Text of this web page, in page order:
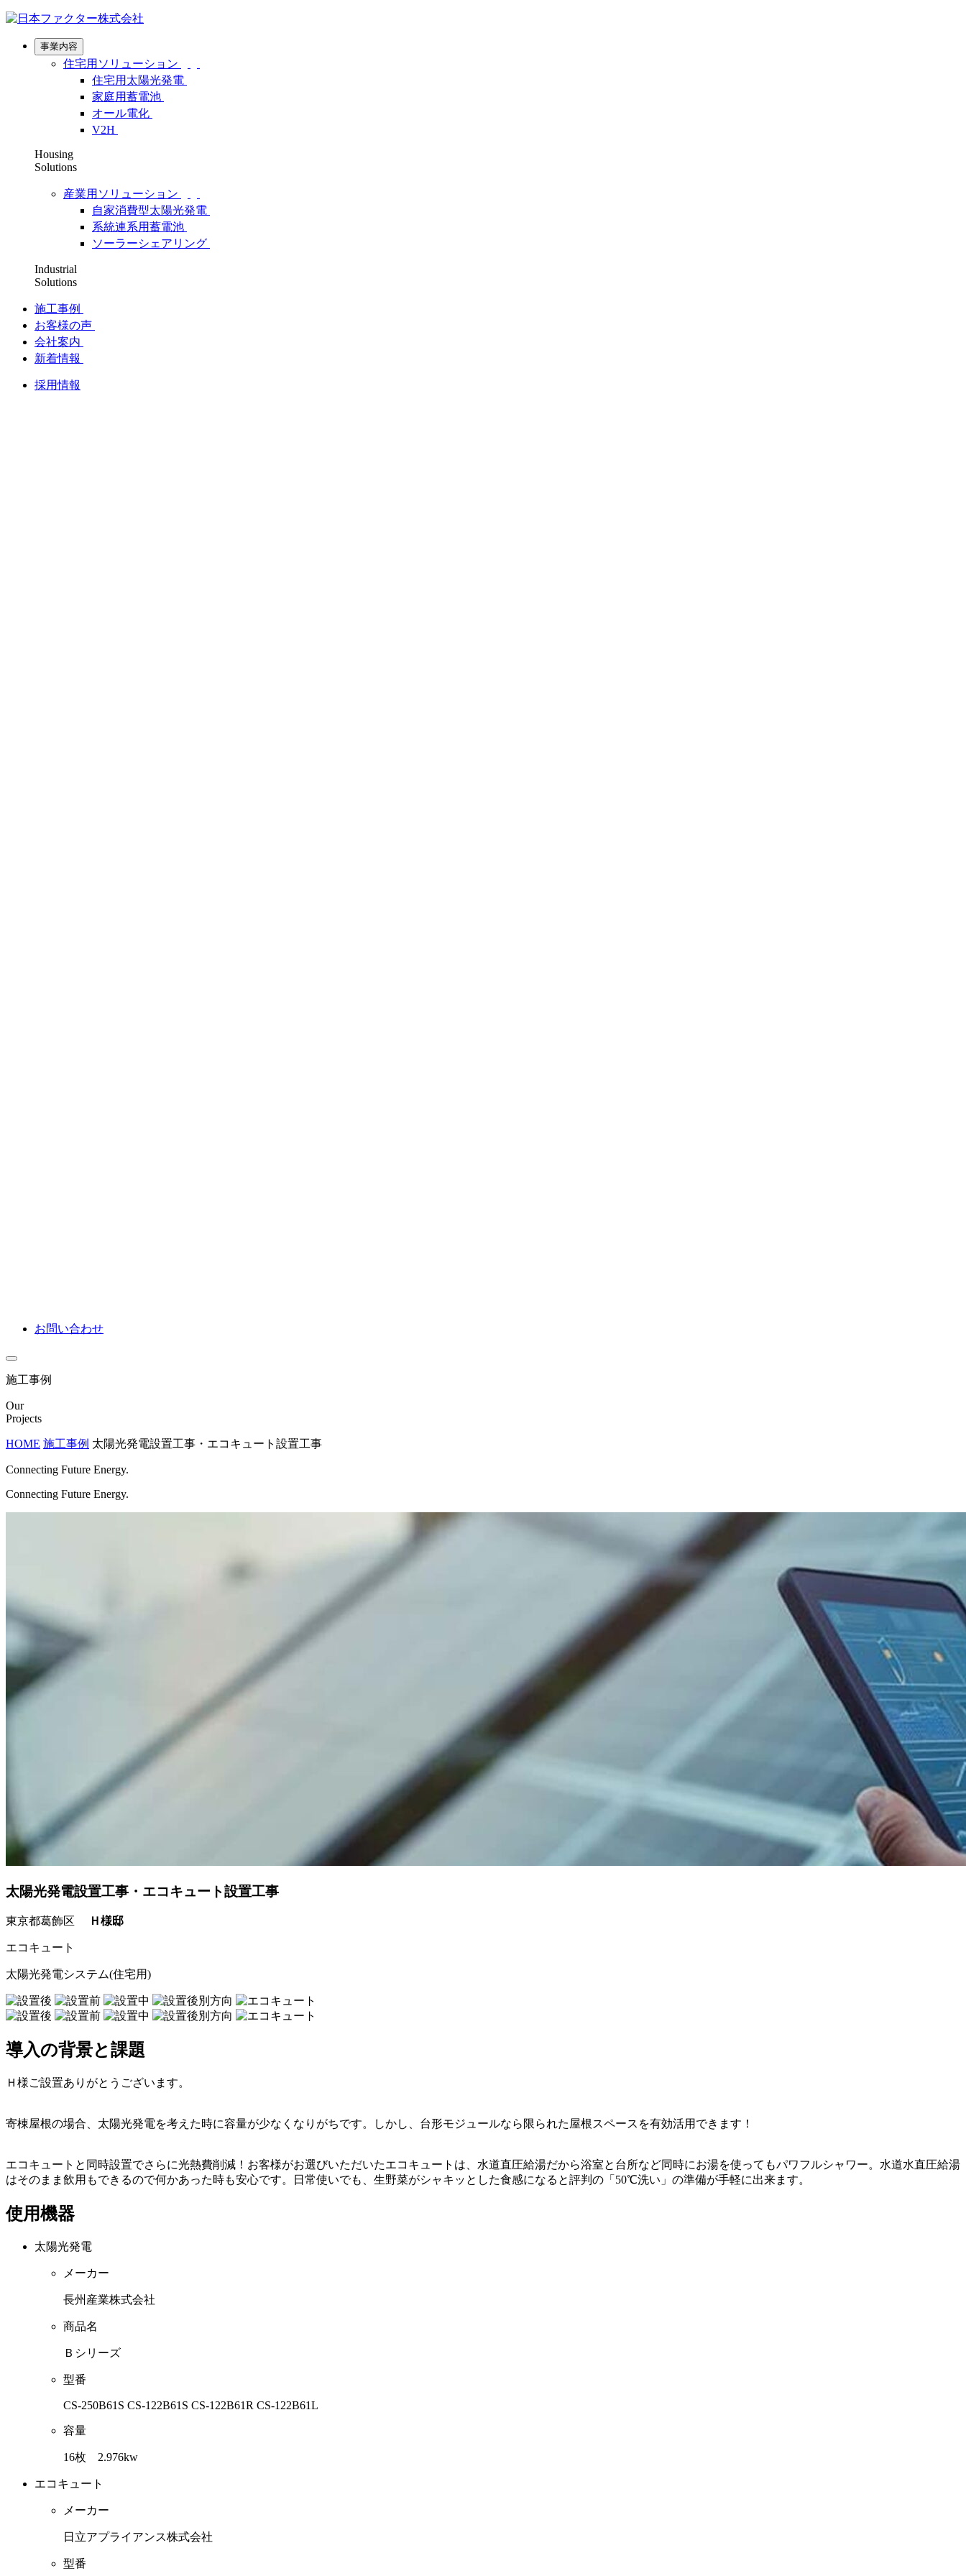
事業内容
住宅用ソリューション
住宅用太陽光発電
家庭用蓄電池
オール電化
V2H
Housing
Solutions
産業用ソリューション
自家消費型太陽光発電
系統連系用蓄電池
ソーラーシェアリング
Industrial
Solutions
施工事例
お客様の声
会社案内
新着情報
採用情報
お問い合わせ
施工事例
Our
Projects
HOME 施工事例 太陽光発電設置工事・エコキュート設置工事
Connecting Future Energy.
Connecting Future Energy.
太陽光発電設置工事・エコキュート設置工事
東京都葛飾区 Ｈ様邸
エコキュート
太陽光発電システム(住宅用)
導入の背景と課題
Ｈ様ご設置ありがとうございます。
寄棟屋根の場合、太陽光発電を考えた時に容量が少なくなりがちです。しかし、台形モジュールなら限られた屋根スペースを有効活用できます！
エコキュートと同時設置でさらに光熱費削減！お客様がお選びいただいたエコキュートは、水道直圧給湯だから浴室と台所など同時にお湯を使ってもパワフルシャワー。水道水直圧給湯
はそのまま飲用もできるので何かあった時も安心です。日常使いでも、生野菜がシャキッとした食感になると評判の「50℃洗い」の準備が手軽に出来ます。
使用機器
太陽光発電
メーカー
長州産業株式会社
商品名
Ｂシリーズ
型番
CS-250B61S CS-122B61S CS-122B61R CS-122B61L
容量
16枚 2.976kw
エコキュート
メーカー
日立アプライアンス株式会社
型番